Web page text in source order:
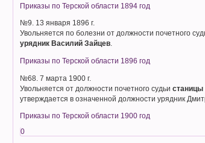
Приказы по Терской области 1894 год
№9. 13 января 1896 г.
Увольняется по болезни от должности почетного
урядник Василий Зайцев
Приказы по Терской области 1896 год
№68. 7 марта 1900 г.
Увольняется от должности почетного судьистаницы
утверждается в означенной должности урядник
Приказы по Терской области 1900 год
0